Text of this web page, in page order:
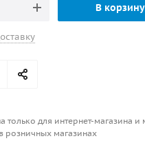
В корзину
только для интернет-магазина и
розничных магазинах